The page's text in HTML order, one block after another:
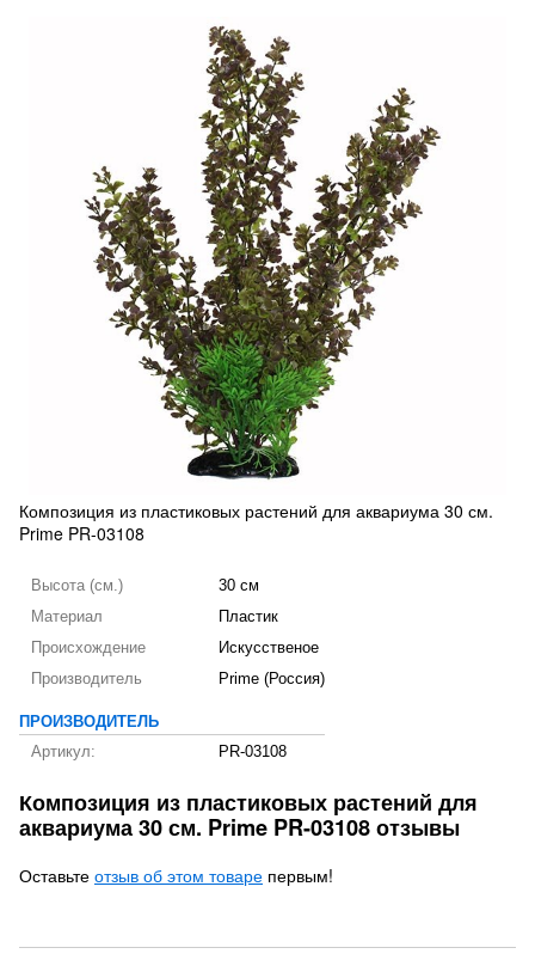
Композиция из пластиковых растений для аквариума 30 см.
Prime PR-03108
Высота (см.)
30 см
Материал
Пластик
Происхождение
Искусственое
Производитель
Prime (Россия)
ПРОИЗВОДИТЕЛЬ
Артикул:
PR-03108
Композиция из пластиковых растений для
аквариума 30 см. Prime PR-03108 отзывы
Оставьте отзыв об этом товаре первым!